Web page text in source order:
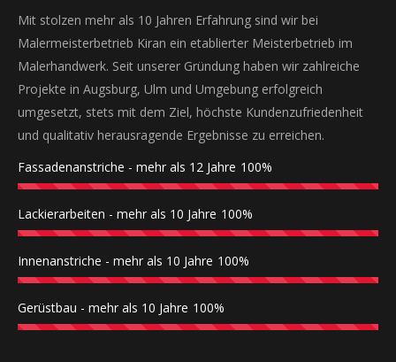
Mit stolzen mehr als 10 Jahren Erfahrung sind wir bei
Malermeisterbetrieb Kiran ein etablierter Meisterbetrieb im
Malerhandwerk. Seit unserer Gründung haben wir zahlreiche
Projekte in Augsburg, Ulm und Umgebung erfolgreich
umgesetzt, stets mit dem Ziel, höchste Kundenzufriedenheit
und qualitativ herausragende Ergebnisse zu erreichen.
Fassadenanstriche - mehr als 12 Jahre 100%
Lackierarbeiten - mehr als 10 Jahre 100%
Innenanstriche - mehr als 10 Jahre 100%
Gerüstbau - mehr als 10 Jahre 100%